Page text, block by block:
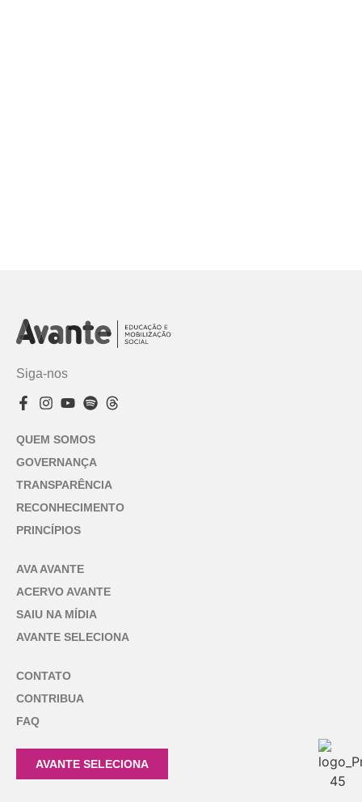
Siga-nos
QUEM SOMOS
GOVERNANÇA
TRANSPARÊNCIA
RECONHECIMENTO
PRINCÍPIOS
AVA AVANTE
ACERVO AVANTE
SAIU NA MÍDIA
AVANTE SELECIONA
CONTATO
CONTRIBUA
FAQ
AVANTE SELECIONA